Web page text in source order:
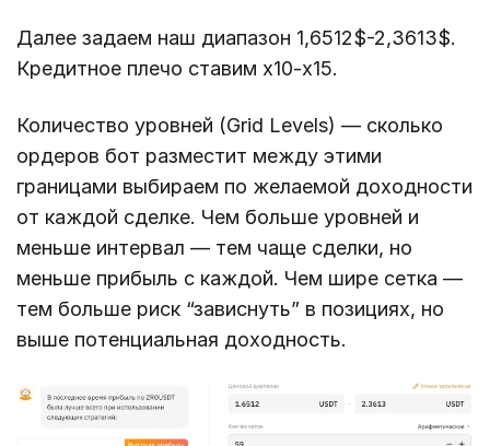
Далее задаем наш диапазон 1,6512$-2,3613$.
Кредитное плечо ставим х10-х15.
Количество уровней (Grid Levels) — сколько
ордеров бот разместит между этими
границами выбираем по желаемой доходности
от каждой сделке. Чем больше уровней и
меньше интервал — тем чаще сделки, но
меньше прибыль с каждой. Чем шире сетка —
тем больше риск “зависнуть” в позициях, но
выше потенциальная доходность.